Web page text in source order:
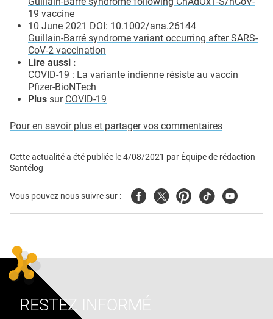
19 vaccine
10 June 2021 DOI: 10.1002/ana.26144
Guillain-Barré syndrome variant occurring after SARS-
CoV-2 vaccination
Lire aussi :
COVID-19 : La variante indienne résiste au vaccin
Pfizer-BioNTech
Plus sur COVID-19
Pour en savoir plus et partager vos commentaires
Cette actualité a été publiée le4/08/2021 par Équipe de rédaction
Santélog
Vous pouvez nous suivre sur : FacebookTwitterPinterest
TiktokYoutube
RESTEZ INFORMÉ